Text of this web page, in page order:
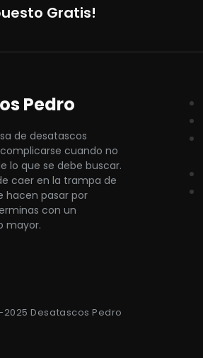
Gratis!
Pedro
de desatascos
cuando no
lo que se debe buscar.
caer en la trampa de
hacen pasar por
con un
mayor.
2025 Desatascos Pedro